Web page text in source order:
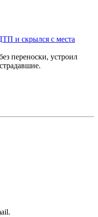
и скрылся с места
переноски, устроил